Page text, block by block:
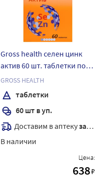
Gross health селен цинк
актив 60 шт. таблетки по
600 мг
GROSS HEALTH
таблетки
60 шт в уп.
Доставим в аптекузавтра
В наличии
Цена:
638₽